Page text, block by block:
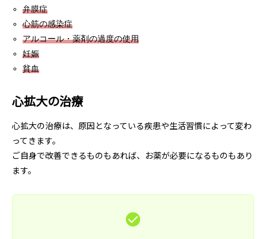
弁膜症
心筋の感染症
アルコール・薬剤の過度の使用
妊娠
貧血
心拡大の治療
心拡大の治療は、原因となっている疾患や生活習慣によって変わ
ってきます。
ご自身で改善できるものもあれば、お薬が必要になるものもあり
ます。